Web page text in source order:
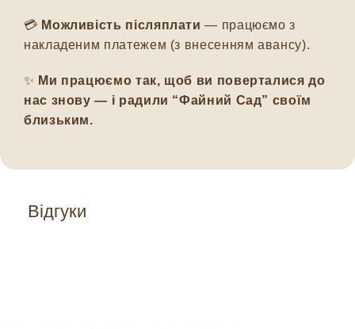
Відгуки
💳 Можливість післяплати — працюємо з
накладеним платежем (з внесенням авансу).
✨ Ми працюємо так, щоб ви поверталися до
нас знову — і радили “Файний Сад” своїм
близьким.